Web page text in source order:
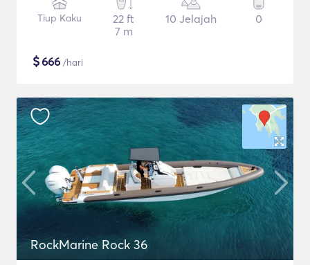
Tiup Kaku
22 ft
7 m
10 Jelajah 0
$666 /hari
RockMarine Rock 36